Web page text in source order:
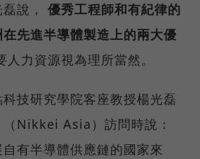
說， 優秀工程師和有紀律的
先進半導體製造上的兩大優
人力資源視為理所當然。
技研究學院客座教授楊光磊
Nikkei Asia）訪問時說：
自有半導體供應鏈的國家來